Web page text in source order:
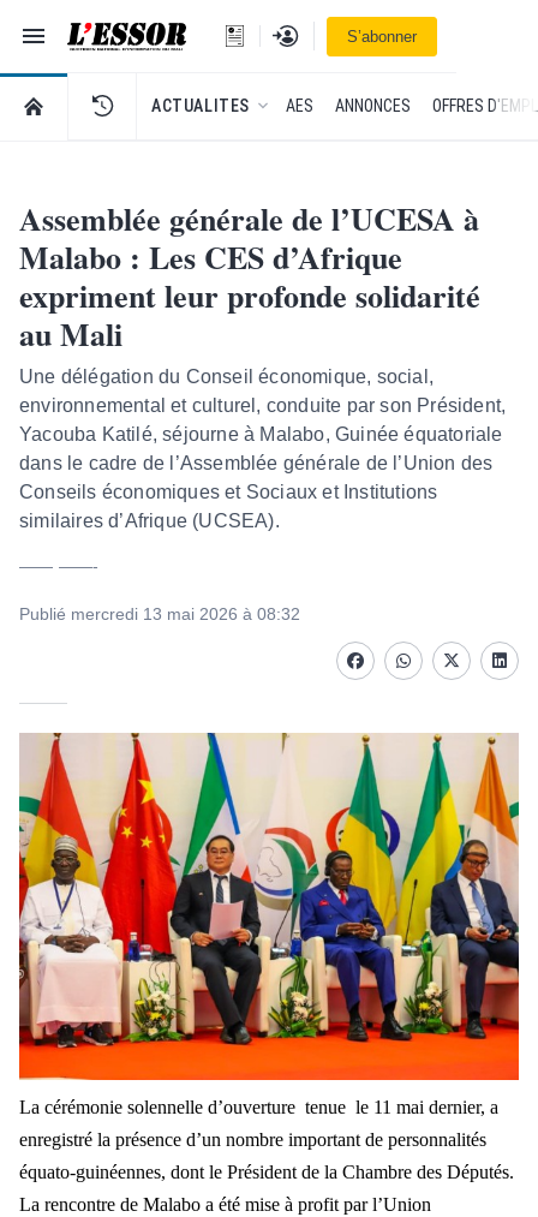
Navigation
L'Essor - retour à la une
Se connecterS’abonner
RETOUR À LA PAGE D’ACCUEIL DE L'ESSOR
ACTUALITES AES ANNONCES OFFRES
Assemblée générale de l’UCESA à
Malabo : Les CES d’Afrique
expriment leur profonde solidarité
au Mali
Une délégation du Conseil économique, social,
environnemental et culturel, conduite par son Président,
Yacouba Katilé, séjourne à Malabo, Guinée équatoriale
dans le cadre de l’Assemblée générale de l’Union des
Conseils économiques et Sociaux et Institutions
similaires d’Afrique (UCSEA).
—— ——-
Publié mercredi 13 mai 2026 à 08:32
FacebookwhatsappTwitter
La cérémonie solennelle d’ouverture tenue le 11 mai dernier, a
enregistré la présence d’un nombre important de personnalités
équato-guinéennes, dont le Président de la Chambre des Députés.
La rencontre de Malabo a été mise à profit par l’Union